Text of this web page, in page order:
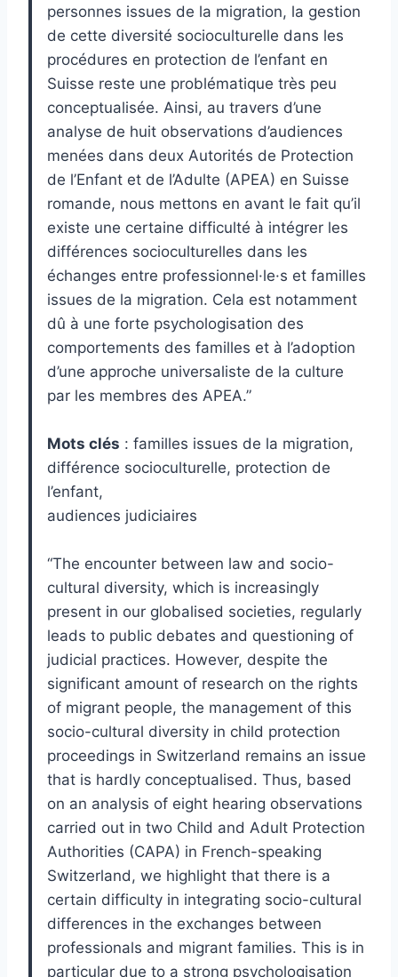
personnes issues de la migration, la gestion
de cette diversité socioculturelle dans les
procédures en protection de l’enfant en
Suisse reste une problématique très peu
conceptualisée. Ainsi, au travers d’une
analyse de huit observations d’audiences
menées dans deux Autorités de Protection
de l’Enfant et de l’Adulte (APEA) en Suisse
romande, nous mettons en avant le fait qu’il
existe une certaine difficulté à intégrer les
différences socioculturelles dans les
échanges entre professionnel·le·s et familles
issues de la migration. Cela est notamment
dû à une forte psychologisation des
comportements des familles et à l’adoption
d’une approche universaliste de la culture
par les membres des APEA.”
Mots clés : familles issues de la migration,
différence socioculturelle, protection de
l’enfant,
audiences judiciaires
“The encounter between law and socio-
cultural diversity, which is increasingly
present in our globalised societies, regularly
leads to public debates and questioning of
judicial practices. However, despite the
significant amount of research on the rights
of migrant people, the management of this
socio-cultural diversity in child protection
proceedings in Switzerland remains an issue
that is hardly conceptualised. Thus, based
on an analysis of eight hearing observations
carried out in two Child and Adult Protection
Authorities (CAPA) in French-speaking
Switzerland, we highlight that there is a
certain difficulty in integrating socio-cultural
differences in the exchanges between
professionals and migrant families. This is in
particular due to a strong psychologisation